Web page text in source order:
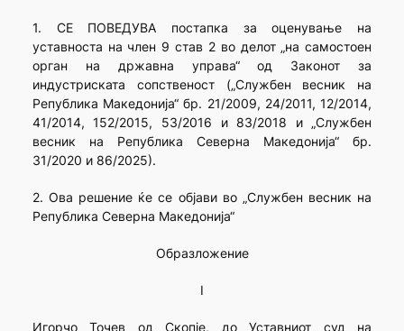
1. СЕ ПОВЕДУВА постапка за оценување на
уставноста на член 9 став 2 во делот „на самостоен
орган на државна управа“ од Законот за
индустриската сопственост („Службен весник на
Република Македонија“ бр. 21/2009, 24/2011, 12/2014,
41/2014, 152/2015, 53/2016 и 83/2018 и „Службен
весник на Република Северна Македонија“ бр.
31/2020 и 86/2025).
2. Ова решение ќе се објави во „Службен весник на
Република Северна Македонија“
Образложение
I
Игорчо Точев од Скопје, до Уставниот суд на